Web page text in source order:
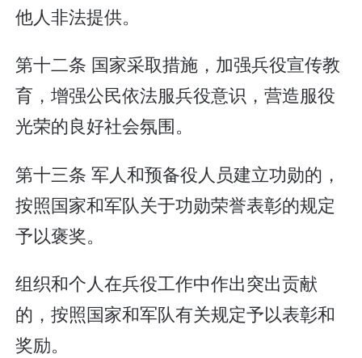
他人非法提供。
第十二条 国家采取措施，加强兵役宣传教
育，增强公民依法服兵役意识，营造服役
光荣的良好社会氛围。
第十三条 军人和预备役人员建立功勋的，
按照国家和军队关于功勋荣誉表彰的规定
予以褒奖。
组织和个人在兵役工作中作出突出贡献
的，按照国家和军队有关规定予以表彰和
奖励。